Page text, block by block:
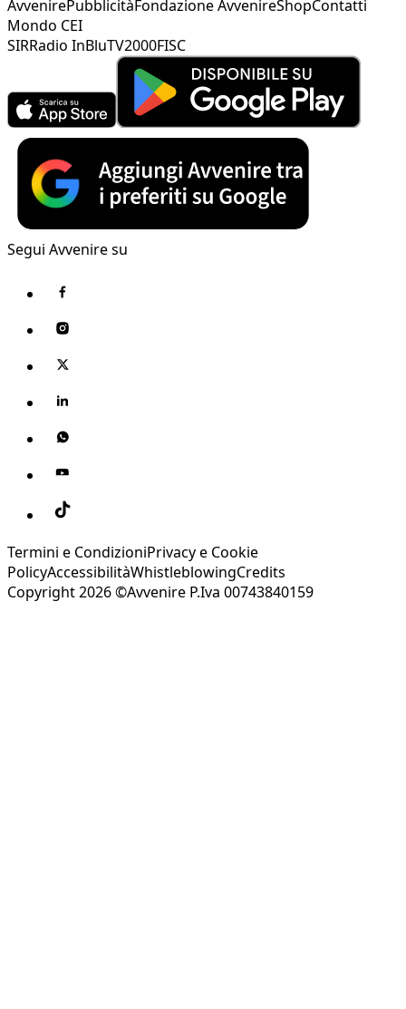
AvvenirePubblicitàFondazione AvvenireShopContatti
Mondo CEI
SIRRadio InBluTV2000FISC
Segui Avvenire su
Termini e CondizioniPrivacy e Cookie
PolicyAccessibilitàWhistleblowingCredits
Copyright 2026 ©Avvenire P.Iva 00743840159